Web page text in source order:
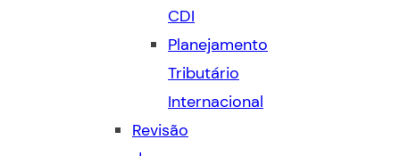
CDI
Planejamento
Tributário
Internacional
Revisão